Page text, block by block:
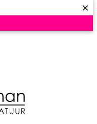
×